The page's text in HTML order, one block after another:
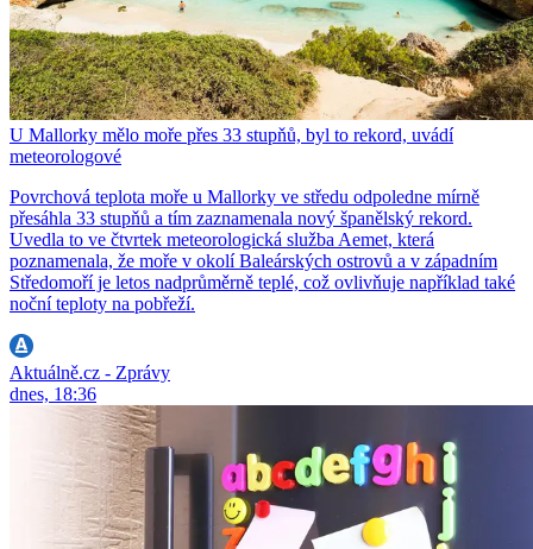
U Mallorky mělo moře přes 33 stupňů, byl to rekord, uvádí
meteorologové
Povrchová teplota moře u Mallorky ve středu odpoledne mírně
přesáhla 33 stupňů a tím zaznamenala nový španělský rekord.
Uvedla to ve čtvrtek meteorologická služba Aemet, která
poznamenala, že moře v okolí Baleárských ostrovů a v západním
Středomoří je letos nadprůměrně teplé, což ovlivňuje například také
noční teploty na pobřeží.
Aktuálně.cz - Zprávy
dnes, 18:36